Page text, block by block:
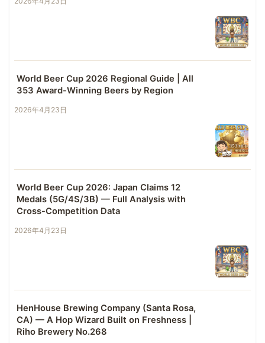
World Beer Cup 2026 Regional Guide | All
353 Award-Winning Beers by Region
2026年4月23日
World Beer Cup 2026: Japan Claims 12
Medals (5G/4S/3B) — Full Analysis with
Cross-Competition Data
2026年4月23日
HenHouse Brewing Company (Santa Rosa,
CA) — A Hop Wizard Built on Freshness |
Riho Brewery No.268